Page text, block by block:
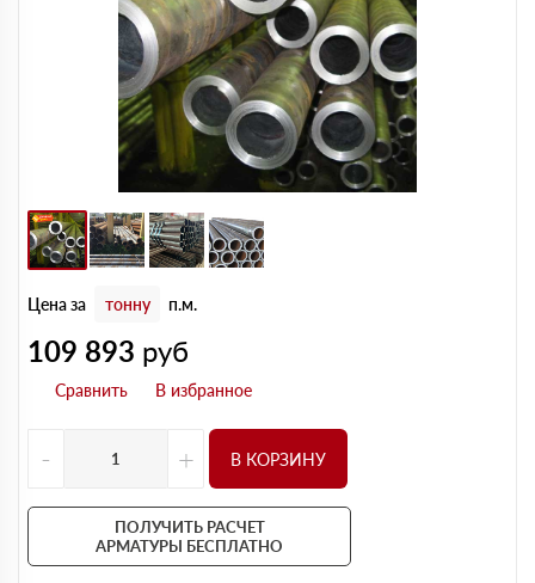
Цена за тонну п.м.
109 893 руб
- + В КОРЗИНУ
ПОЛУЧИТЬ РАСЧЕТ
АРМАТУРЫ БЕСПЛАТНО